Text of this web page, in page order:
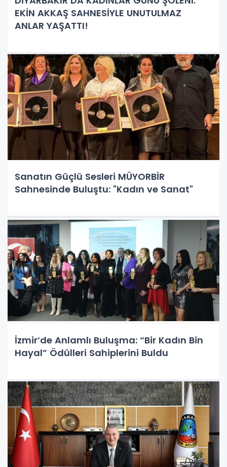
EKİN AKKAŞ SAHNESİYLE UNUTULMAZ
ANLAR YAŞATTI!
Sanatın Güçlü Sesleri MÜYORBİR
Sahnesinde Buluştu: "Kadın ve Sanat"
İzmir’de Anlamlı Buluşma: “Bir Kadın Bin
Hayal” Ödülleri Sahiplerini Buldu